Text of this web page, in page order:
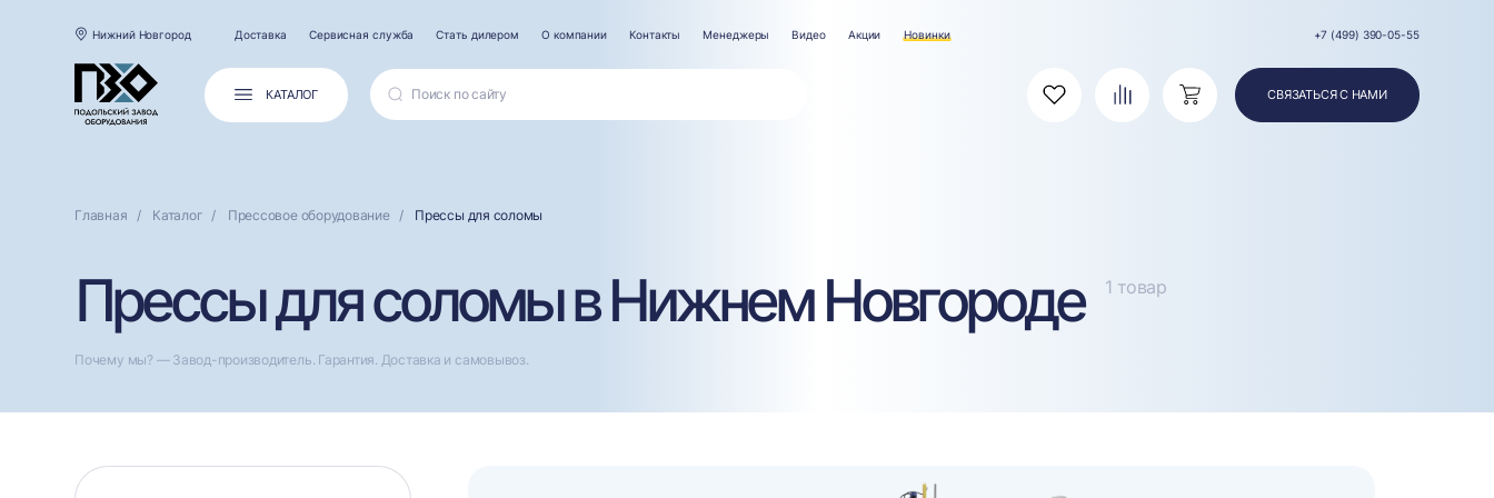
Нижний Новгород Доставка Сервисная служба Стать дилером О компании Контакты Менеджеры Видео Акции Новинки +7 (499) 390-05-55
КАТАЛОГ Избранное СравнениеКорзина СВЯЗАТЬСЯ С НАМИ
Главная Каталог Прессовое оборудование Прессы для соломы
Прессы для соломы в Нижнем Новгороде 1 товар
Почему мы? — Завод-производитель. Гарантия. Доставка и самовывоз.